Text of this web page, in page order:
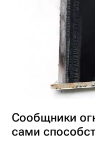
Сообщники
сами